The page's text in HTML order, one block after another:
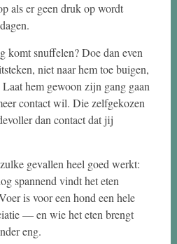
als er geen druk op wordt
komt snuffelen? Doe dan even
niet naar hem toe buigen,
hem gewoon zijn gang gaan
contact wil. Die zelfgekozen
dan contact dat jij
gevallen heel goed werkt:
spannend vindt het eten
is voor een hond een hele
— en wie het eten brengt
eng.